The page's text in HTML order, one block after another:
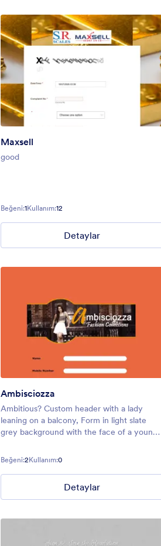
Maxsell
good
Beğeni:1Kullanım:12
Detaylar
Ambisciozza
Ambitious? Custom header with a lady
leaning on a balcony, Form in light slate
grey background with the face of a young
Fashion oriented.
Beğeni:2Kullanım:0
Detaylar